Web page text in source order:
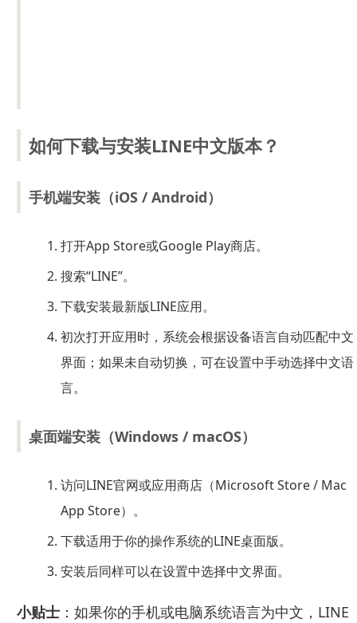
如何下载与安装LINE中文版本？
手机端安装（iOS / Android）
打开App Store或Google Play商店。
搜索“LINE”。
下载安装最新版LINE应用。
初次打开应用时，系统会根据设备语言自动匹配中文
界面；如果未自动切换，可在设置中手动选择中文语
言。
桌面端安装（Windows / macOS）
访问LINE官网或应用商店（Microsoft Store / Mac
App Store）。
下载适用于你的操作系统的LINE桌面版。
安装后同样可以在设置中选择中文界面。
小贴士：如果你的手机或电脑系统语言为中文，LINE